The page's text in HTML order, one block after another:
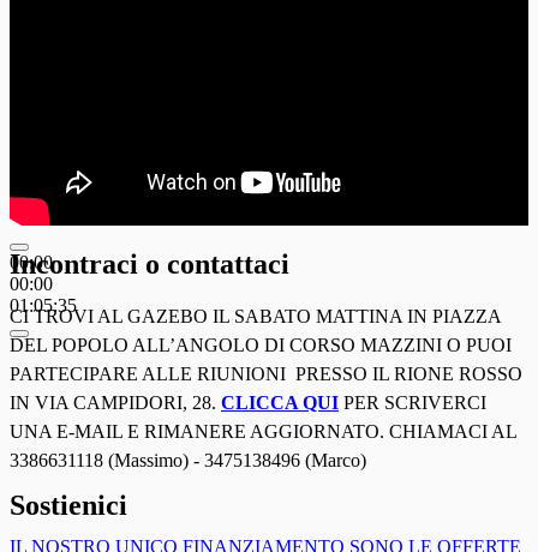
00:00
00:00
01:05:35
Incontraci o contattaci
CI TROVI AL GAZEBO IL SABATO MATTINA IN PIAZZA
DEL POPOLO ALL’ANGOLO DI CORSO MAZZINI O PUOI
PARTECIPARE ALLE RIUNIONI PRESSO IL RIONE ROSSO
IN VIA CAMPIDORI, 28. CLICCA QUI PER SCRIVERCI
UNA E-MAIL E RIMANERE AGGIORNATO. CHIAMACI AL
3386631118 (Massimo) - 3475138496 (Marco)
Sostienici
IL NOSTRO UNICO FINANZIAMENTO SONO LE OFFERTE